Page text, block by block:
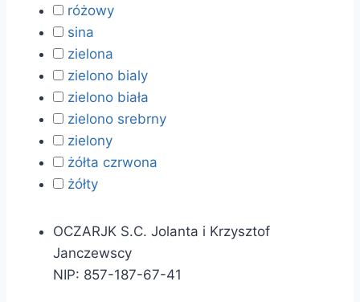
różowy
sina
zielona
zielono bialy
zielono biała
zielono srebrny
zielony
żółta czrwona
żółty
OCZARJK S.C. Jolanta i Krzysztof
Janczewscy
NIP: 857-187-67-41